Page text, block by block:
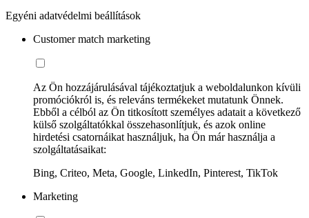
Egyéni adatvédelmi beállítások
Customer match marketing
Az Ön hozzájárulásával tájékoztatjuk a weboldalunkon kívüli
promóciókról is, és releváns termékeket mutatunk Önnek.
Ebből a célból az Ön titkosított személyes adatait a következő
külső szolgáltatókkal összehasonlítjuk, és azok online
hirdetési csatornáikat használjuk, ha Ön már használja a
szolgáltatásaikat:
Bing, Criteo, Meta, Google, LinkedIn, Pinterest, TikTok
Marketing